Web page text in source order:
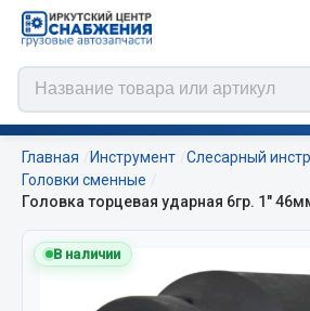
Цепи противоскольжения
ЦЕПИ РОССИЯ
Главная Инструмент
Слесарный
Головки сменные
Головка торцевая ударная 6гр. 1"
В наличии